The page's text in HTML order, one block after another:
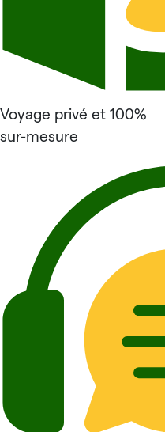
Voyage privé et 100%
sur-mesure